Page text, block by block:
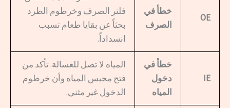
OE
خطأ في
الصرف
فلتر الصرف وخرطوم الطرد
بحثاً عن بقايا طعام تسبب
انسداداً.
IE
خطأ في
دخول
المياه
المياه لا تصل للغسالة. تأكد من
فتح محبس المياه وأن خرطوم
الدخول غير مثني.